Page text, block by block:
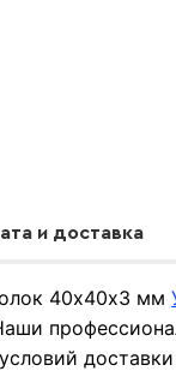
и доставка
40х40х3 мм